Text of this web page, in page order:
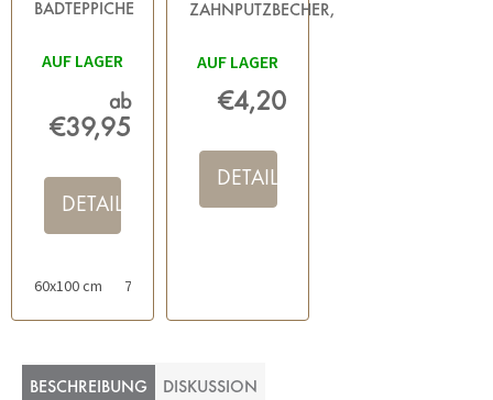
BADTEPPICHE
AUF LAGER
ab
€39,95
DETAIL
60x100 cm 70x120 cm
ZAHNPUTZBECHER,
AUF LAGER
€4,20
DETAIL
BESCHREIBUNG DISKUSSION